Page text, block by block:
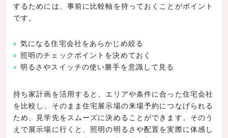
するためには、事前に比較軸を持っておくことがポイント
です。
気になる住宅会社をあらかじめ絞る
照明のチェックポイントを決めておく
明るさやスイッチの使い勝手を意識して見る
持ち家計画を活用すると、エリアや条件に合った住宅会社
を比較し、そのまま住宅展示場の来場予約につなげられる
ため、見学先をスムーズに決めることができます。そのう
えで展示場に行くと、照明の明るさや配置を実際に体感し